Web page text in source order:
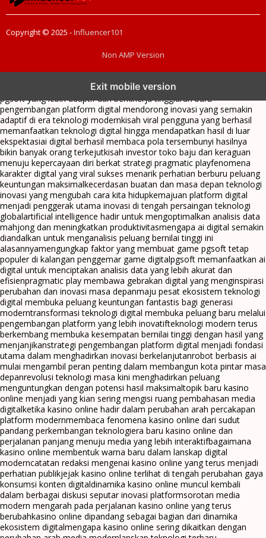
Copyright © 2025 -Influencer101
Non AMP Version
Exit mobile version
menghadirkan inovasi berkualitasai digital menjadi kunci analisis data
pgsoft yang lebih adaptif dan berkinerja tinggiarah baru
pengembangan platform digital mendorong inovasi yang semakin
adaptif di era teknologi modernkisah viral pengguna yang berhasil
memanfaatkan teknologi digital hingga mendapatkan hasil di luar
ekspektasiai digital berhasil membaca pola tersembunyi hasilnya
bikin banyak orang terkejutkisah investor toko baju dari keraguan
menuju kepercayaan diri berkat strategi pragmatic playfenomena
karakter digital yang viral sukses menarik perhatian berburu peluang
keuntungan maksimalkecerdasan buatan dan masa depan teknologi
inovasi yang mengubah cara kita hidupkemajuan platform digital
menjadi penggerak utama inovasi di tengah persaingan teknologi
globalartificial intelligence hadir untuk mengoptimalkan analisis data
mahjong dan meningkatkan produktivitasmengapa ai digital semakin
diandalkan untuk menganalisis peluang bernilai tinggi ini
alasannyamengungkap faktor yang membuat game pgsoft tetap
populer di kalangan penggemar game digitalpgsoft memanfaatkan ai
digital untuk menciptakan analisis data yang lebih akurat dan
efisienpragmatic play membawa gebrakan digital yang menginspirasi
perubahan dan inovasi masa depanmaju pesat ekosistem teknologi
digital membuka peluang keuntungan fantastis bagi generasi
moderntransformasi teknologi digital membuka peluang baru melalui
pengembangan platform yang lebih inovatifteknologi modern terus
berkembang membuka kesempatan bernilai tinggi dengan hasil yang
menjanjikanstrategi pengembangan platform digital menjadi fondasi
utama dalam menghadirkan inovasi berkelanjutanrobot berbasis ai
mulai mengambil peran penting dalam membangun kota pintar masa
depanrevolusi teknologi masa kini menghadirkan peluang
menguntungkan dengan potensi hasil maksimaltopik baru kasino
online menjadi yang kian sering mengisi ruang pembahasan media
digitalketika kasino online hadir dalam perubahan arah percakapan
platform modernmembaca fenomena kasino online dari sudut
pandang perkembangan teknologiera baru kasino online dan
perjalanan panjang menuju media yang lebih interaktifbagaimana
kasino online membentuk warna baru dalam lanskap digital
moderncatatan redaksi mengenai kasino online yang terus menjadi
perhatian publikjejak kasino online terlihat di tengah perubahan gaya
konsumsi konten digitaldinamika kasino online muncul kembali
dalam berbagai diskusi seputar inovasi platformsorotan media
modern mengarah pada perjalanan kasino online yang terus
berubahkasino online dipandang sebagai bagian dari dinamika
ekosistem digitalmengapa kasino online sering dikaitkan dengan